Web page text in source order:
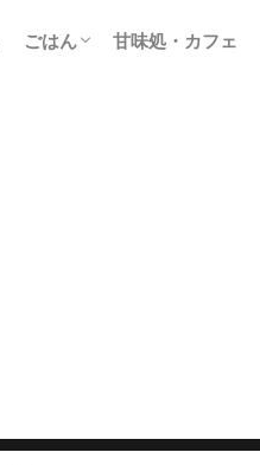
ごはん 甘味処・カフェ